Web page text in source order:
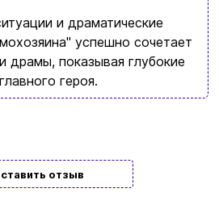
и драматические
успешно сочетает
драмы, показывая глубокие
героя.
отзыв